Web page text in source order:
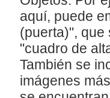
aquí, puede
(puerta)", que
"cuadro de
También se
imágenes